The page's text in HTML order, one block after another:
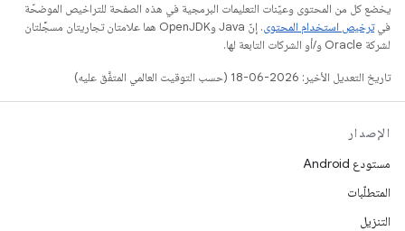
يخضع كل من المحتوى وعيّنات التعليمات البرمجية في هذه الصفحة للتراخيص الموضحّة
فيترخيص استخدام المحتوى
. إنّ Java وOpenJDK هما علامتان تجاريتان مسجَّلتان
لشركة Oracle و/أو الشركات التابعة لها.
تاريخ التعديل الأخير: 2026-06-18 (حسب التوقيت العالمي المتفَّق عليه)
الإصدار
مستودع Android
المتطلّبات
التنزيل